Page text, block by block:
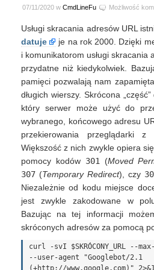
07/11/2020 w CmdLineFu Możliwość
Usługi skracania adresów URL
datuje
je na rok 2000. Dzięki
i komunikatorom usługi skracania
przydatne niż kiedykolwiek.
pamięci pozwalają nam
długich wierszy. Skrócona
który serwer może użyć do
wybranego, końcowego adresu
przekierowania przeglądarki
Większość z nich zwykle opiera
pomocy kodów 301 (Moved
307 (Temporary Redirect), czy
Niezależnie od kodu miejsce
jest zwykle zakodowane w
Bazując na tej informacji
skróconych adresów za pomocą
curl -svI $SKRÓCONY_URL --
--user-agent "Googlebot/2.1